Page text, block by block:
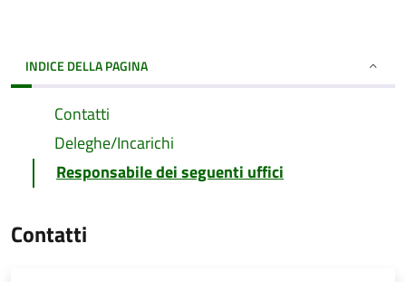
INDICE DELLA PAGINA
Contatti
Deleghe/Incarichi
Responsabile dei seguenti uffici
Contatti